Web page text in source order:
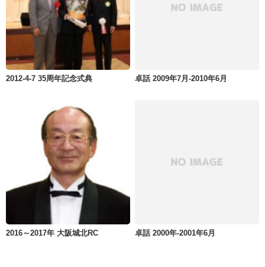
2012-4-7 35周年記念式典 卓話 2009年7月-2010年6月
2016～2017年 大阪城北RC 卓話 2000年-2001年6月